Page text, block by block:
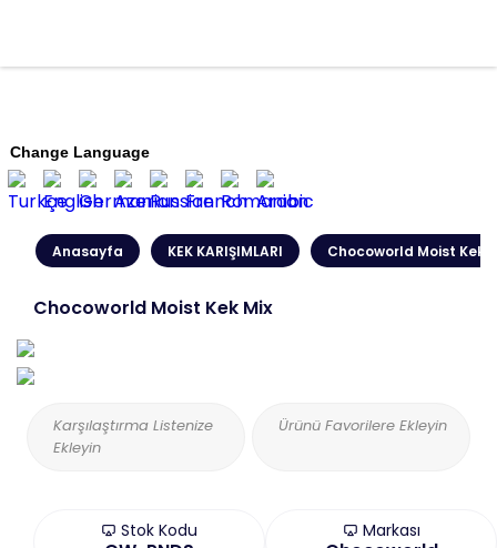
Change Language
Anasayfa KEK KARIŞIMLARI Chocoworld Moist Kek
Chocoworld Moist Kek Mix
Karşılaştırma Listenize
Ekleyin
Ürünü Favorilere Ekleyin
Stok Kodu Markası